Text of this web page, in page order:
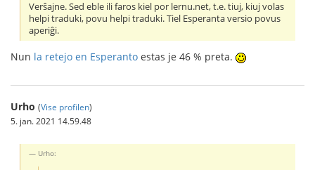
Verŝajne. Sed eble ili faros kiel por lernu.net, t.e. tiuj, kiuj volas
helpi traduki, povu helpi traduki. Tiel Esperanta versio povus
aperiĝi.
Nun la retejo en Esperanto estas je 46 % preta.
Urho (Vise profilen)
5. jan. 2021 14.59.48
Urho: